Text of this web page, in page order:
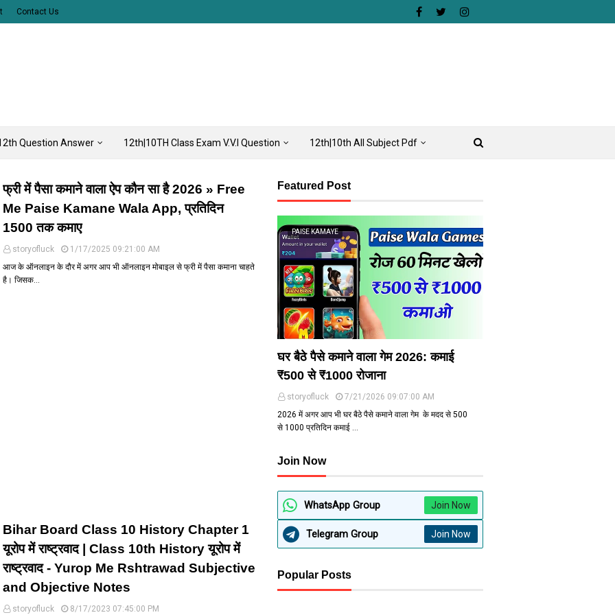
Contact Us
Question Answer 12th|10TH Class Exam V.V.I Question 12th|10th All Subject Pdf
फ्री में पैसा कमाने वाला ऐप कौन सा है 2026 » Free
Me Paise Kamane Wala App, प्रतिदिन
1500 तक कमाए
storyofluck
1/17/2025 09:21:00 AM
आज के ऑनलाइन के दौर में अगर आप भी ऑनलाइन मोबाइल से फ्री में पैसा कमाना चाहते
है। जिसक…
Bihar Board Class 10 History Chapter 1
यूरोप में राष्ट्रवाद | Class 10th History यूरोप में
राष्ट्रवाद - Yurop Me Rshtrawad Subjective
and Objective Notes
storyofluck
8/17/2023 07:45:00 PM
Featured Post
PAISE KAMAYE
घर बैठे पैसे कमाने वाला गेम 2026: कमाई
₹500 से ₹1000 रोजाना
storyofluck
7/21/2026 09:07:00 AM
2026 में अगर आप भी घर बैठे पैसे कमाने वाला गेम के मदद से ₹500
से ₹1000 प्रतिदिन कमाई …
Join Now
WhatsApp Group Join Now
Telegram Group Join Now
Popular Posts